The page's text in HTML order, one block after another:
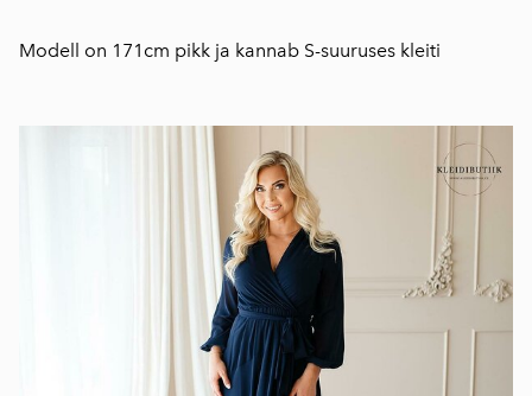
Modell on 171cm pikk ja kannab S-suuruses kleiti